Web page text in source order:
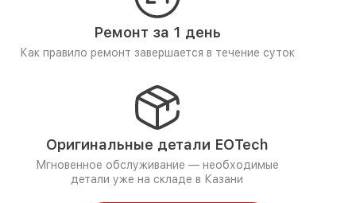
Ремонт за 1 день
Как правило ремонт завершается в течение суток
Оригинальные детали EOTech
Мгновенное обслуживание — необходимые
детали уже на складе в Казани